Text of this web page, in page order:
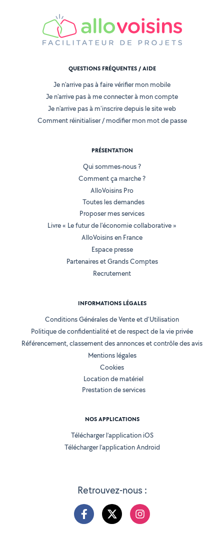
Retrouvez-nous :
QUESTIONS FRÉQUENTES / AIDE
Je n'arrive pas à faire vérifier mon mobile
Je n'arrive pas à me connecter à mon compte
Je n'arrive pas à m'inscrire depuis le site web
Comment réinitialiser / modifier mon mot de passe
PRÉSENTATION
Qui sommes-nous ?
Comment ça marche ?
AlloVoisins Pro
Toutes les demandes
Proposer mes services
Livre « Le futur de l'économie collaborative »
AlloVoisins en France
Espace presse
Partenaires et Grands Comptes
Recrutement
INFORMATIONS LÉGALES
Conditions Générales de Vente et d'Utilisation
Politique de confidentialité et de respect de la vie privée
Référencement, classement des annonces et contrôle des avis
Mentions légales
Cookies
Location de matériel
Prestation de services
NOS APPLICATIONS
Télécharger l’application iOS
Télécharger l’application Android